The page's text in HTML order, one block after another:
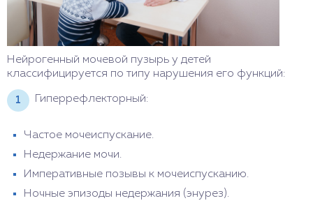
Нейрогенный мочевой пузырь у детей
классифицируется по типу нарушения его функций:
Гиперрефлекторный:
Частое мочеиспускание.
Недержание мочи.
Императивные позывы к мочеиспусканию.
Ночные эпизоды недержания (энурез).